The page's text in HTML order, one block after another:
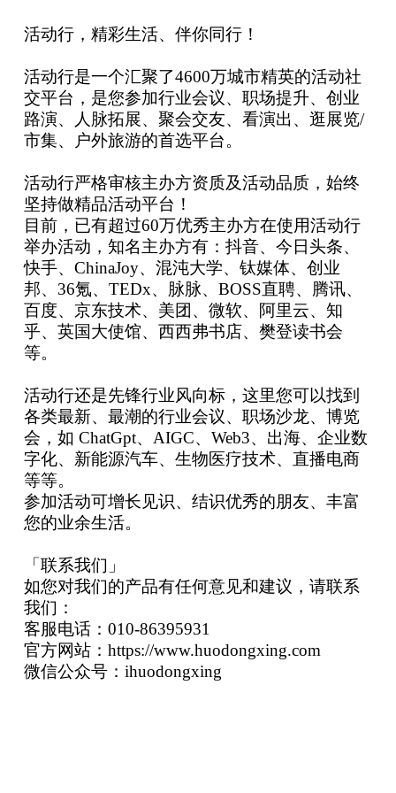
活动行，精彩生活、伴你同行！
活动行是一个汇聚了4600万城市精英的活动社
交平台，是您参加行业会议、职场提升、创业
路演、人脉拓展、聚会交友、看演出、逛展览/
市集、户外旅游的首选平台。
活动行严格审核主办方资质及活动品质，始终
坚持做精品活动平台！
目前，已有超过60万优秀主办方在使用活动行
举办活动，知名主办方有：抖音、今日头条、
快手、ChinaJoy、混沌大学、钛媒体、创业
邦、36氪、TEDx、脉脉、BOSS直聘、腾讯、
百度、京东技术、美团、微软、阿里云、知
乎、英国大使馆、西西弗书店、樊登读书会
等。
活动行还是先锋行业风向标，这里您可以找到
各类最新、最潮的行业会议、职场沙龙、博览
会，如 ChatGpt、AIGC、Web3、出海、企业数
字化、新能源汽车、生物医疗技术、直播电商
等等。
参加活动可增长见识、结识优秀的朋友、丰富
您的业余生活。
「联系我们」
如您对我们的产品有任何意见和建议，请联系
我们：
客服电话：010-86395931
官方网站：https://www.huodongxing.com
微信公众号：ihuodongxing